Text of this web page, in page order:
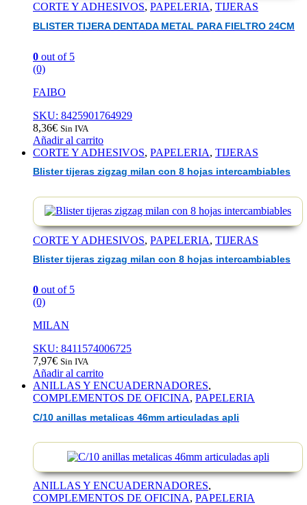
CORTE Y ADHESIVOS, PAPELERIA, TIJERAS
BLISTER TIJERA DENTADA METAL PARA FIELTRO 24CM
0 out of 5
(0)
FAIBO
SKU: 8425901764929
8,36€ Sin IVA
Añadir al carrito
CORTE Y ADHESIVOS, PAPELERIA, TIJERAS
Blister tijeras zigzag milan con 8 hojas intercambiables
CORTE Y ADHESIVOS, PAPELERIA, TIJERAS
Blister tijeras zigzag milan con 8 hojas intercambiables
0 out of 5
(0)
MILAN
SKU: 8411574006725
7,97€ Sin IVA
Añadir al carrito
ANILLAS Y ENCUADERNADORES,
COMPLEMENTOS DE OFICINA, PAPELERIA
C/10 anillas metalicas 46mm articuladas apli
ANILLAS Y ENCUADERNADORES,
COMPLEMENTOS DE OFICINA, PAPELERIA